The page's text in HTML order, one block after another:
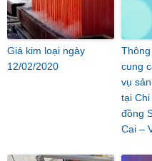
Giá kim loại ngày
12/02/2020
cung
vụ
tại
đồng
Cai –